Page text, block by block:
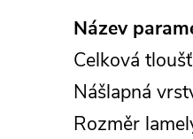
Název
Celková
Nášlapná
Rozměr